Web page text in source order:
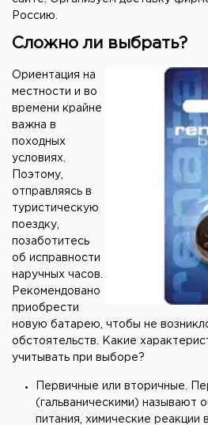
Россию.
Сложно ли выбрать?
Ориентация на
местности и во
времени крайне
важна в
походных
условиях.
Поэтому,
отправляясь в
туристическую
поездку,
позаботитесь
об исправности
наручных часов.
Рекомендовано
приобрести
новую батарею, чтобы не
обстоятельств. Какие
учитывать при выборе?
Первичные или вторичные.
(гальваническими) называют
питания, химические реакции